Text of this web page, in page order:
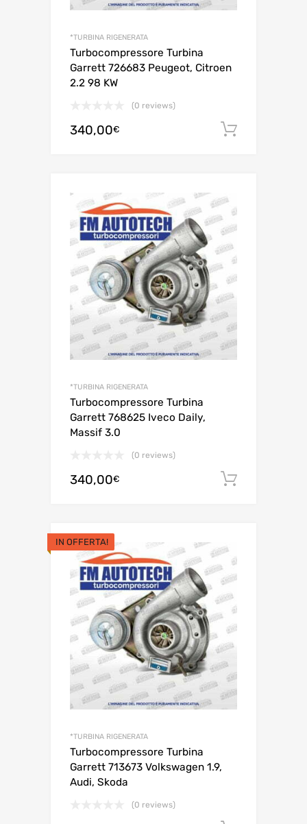
*TURBINA RIGENERATA
Turbocompressore Turbina
Garrett 726683 Peugeot, Citroen
2.2 98 KW
(0 reviews)
340,00€
*TURBINA RIGENERATA
Turbocompressore Turbina
Garrett 768625 Iveco Daily,
Massif 3.0
(0 reviews)
340,00€
IN OFFERTA!
*TURBINA RIGENERATA
Turbocompressore Turbina
Garrett 713673 Volkswagen 1.9,
Audi, Skoda
(0 reviews)